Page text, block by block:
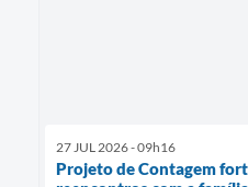
27 JUL 2026 - 09h16
Projeto de Contagem